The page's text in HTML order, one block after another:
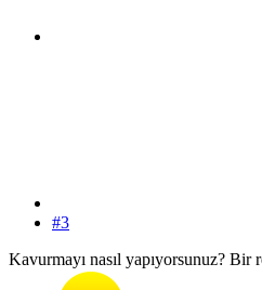
#3
Kavurmayı nasıl yapıyorsunuz? Bir